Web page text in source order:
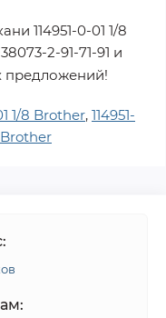
114951-0-01 1/8
2-91-71-91 и
предложений!
1/8 Brother, 114951-